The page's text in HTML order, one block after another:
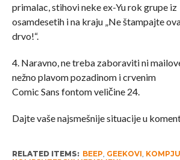
primalac, stihovi neke ex-Yu rok grupe iz
osamdesetih i na kraju „Ne štampajte
drvo!“.
4. Naravno, ne treba zaboraviti ni
nežno plavom pozadinom i crvenim
Comic Sans fontom veličine 24.
Dajte vaše najsmešnije situacije u
RELATED ITEMS: BEEP GEEKOVI